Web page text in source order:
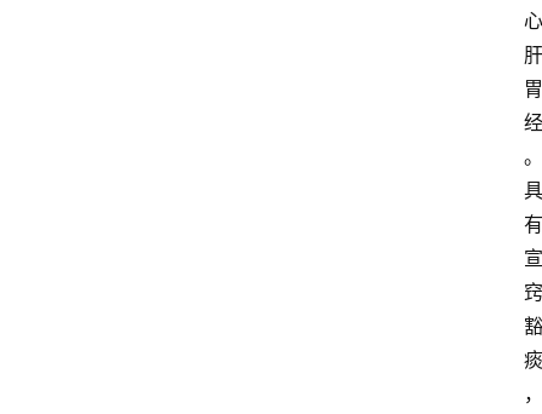
心
肝
胃
经
。
具
有
宣
窍
豁
痰
，